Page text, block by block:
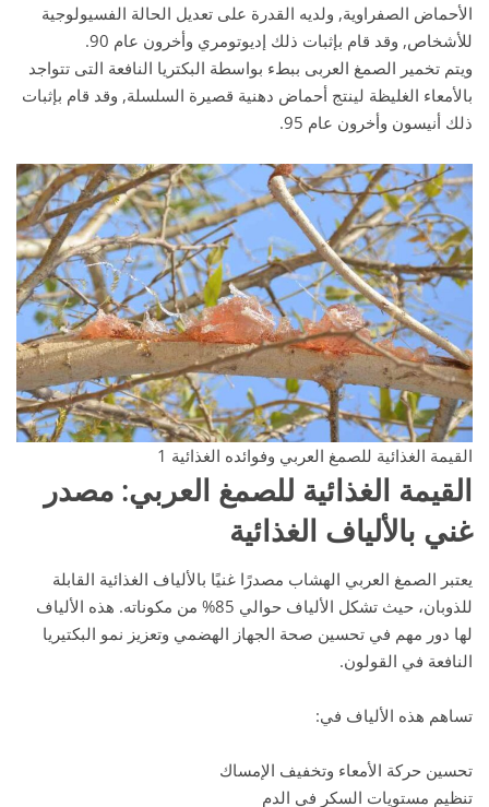
الأحماض الصفراوية, ولديه القدرة على تعديل الحالة الفسيولوجية
للأشخاص, وقد قام بإثبات ذلك إديوتومري وأخرون عام 90.
ويتم تخمير الصمغ العربى ببطء بواسطة البكتريا النافعة التى تتواجد
بالأمعاء الغليظة لينتج أحماض دهنية قصيرة السلسلة, وقد قام بإثبات
ذلك أنيسون وأخرون عام 95.
القيمة الغذائية للصمغ العربي وفوائده الغذائية 1
القيمة الغذائية للصمغ العربي: مصدر
غني بالألياف الغذائية
يعتبر الصمغ العربي الهشاب مصدرًا غنيًا بالألياف الغذائية القابلة
للذوبان، حيث تشكل الألياف حوالي 85% من مكوناته. هذه الألياف
لها دور مهم في تحسين صحة الجهاز الهضمي وتعزيز نمو البكتيريا
النافعة في القولون.
تساهم هذه الألياف في:
تحسين حركة الأمعاء وتخفيف الإمساك
تنظيم مستويات السكر في الدم